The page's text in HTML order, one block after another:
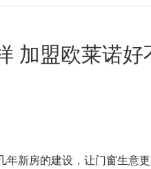
加盟欧莱诺好
新房的建设，让门窗生意